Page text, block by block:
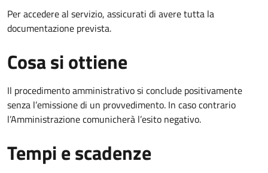
Per accedere al servizio, assicurati di avere tutta la
documentazione prevista.
Cosa si ottiene
Il procedimento amministrativo si conclude positivamente
senza l’emissione di un provvedimento. In caso contrario
l’Amministrazione comunicherà l’esito negativo.
Tempi e scadenze